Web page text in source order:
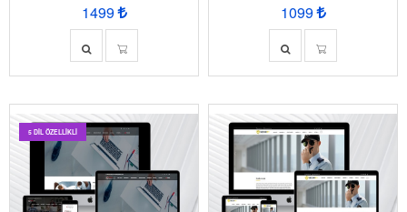
1499 1099
5 DIL ÖZELLIKLI